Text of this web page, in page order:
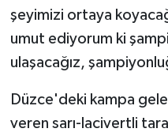
şeyimizi ortaya
umut ediyorum ki
ulaşacağız,
Düzce'deki kampa
veren sarı-lacivertli